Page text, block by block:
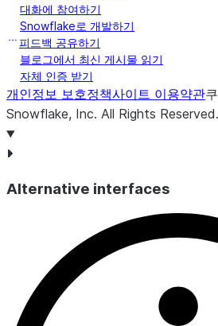
대화에 참여하기
Snowflake로 개발하기
피드백 공유하기
블로그에서 최신 게시물 읽기
자체 인증 받기
개인정보 보호정책사이트 이용약관
Snowflake, Inc. All Rights Reserved.
Alternative interfaces